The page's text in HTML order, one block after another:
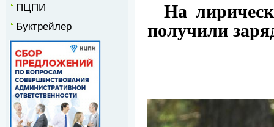
ПЦПИ
Буктрейлер
На
получили